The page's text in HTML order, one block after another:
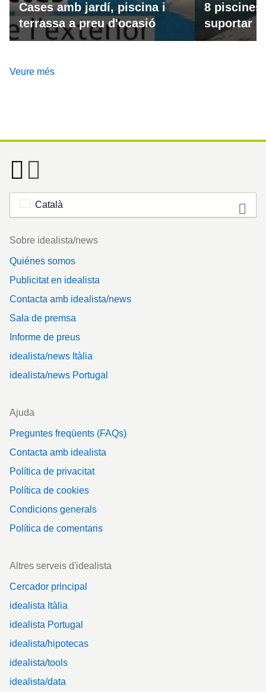
Cases amb jardí, piscina i
terrassa a preu d'ocasió
8 piscines
suportar
Veure més
Català
Footer
Sobre idealista/news
Quiénes somos
Publicitat en idealista
Contacta amb idealista/news
Sala de premsa
Informe de preus
idealista/news Itàlia
idealista/news Portugal
Ajuda
Preguntes freqüents (FAQs)
Contacta amb idealista
Política de privacitat
Política de cookies
Condicions generals
Política de comentaris
Altres serveis d'idealista
Cercador principal
idealista Itàlia
idealista Portugal
idealista/hipotecas
idealista/tools
idealista/data